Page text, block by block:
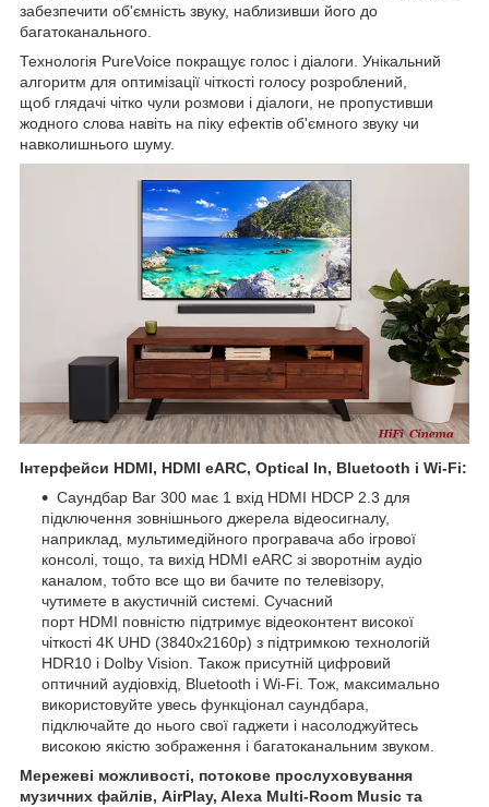
забезпечити об'ємність звуку, наблизивши його до
багатоканального.
Технологія PureVoice покращує голос і діалоги. Унікальний
алгоритм для оптимізації чіткості голосу розроблений,
щоб глядачі чітко чули розмови і діалоги, не пропустивши
жодного слова навіть на піку ефектів об'ємного звуку чи
навколишнього шуму.
Інтерфейси HDMI, HDMI eARC, Optical In, Bluetooth і Wi-Fi:
Саундбар Bar 300 має 1 вхід HDMI HDCP 2.3 для
підключення зовнішнього джерела відеосигналу,
наприклад, мультимедійного програвача або ігрової
консолі, тощо, та вихід HDMI eARC зі зворотнім аудіо
каналом, тобто все що ви бачите по телевізору,
чутимете в акустичній системі. Сучасний
порт HDMI повністю підтримує відеоконтент високої
чіткості 4К UHD (3840x2160p) з підтримкою технологій
HDR10 і Dolby Vision. Також присутній цифровий
оптичний аудіовхід, Bluetooth і Wi-Fi. Тож, максимально
використовуйте увесь функціонал саундбара,
підключайте до нього свої гаджети і насолоджуйтесь
високою якістю зображення і багатоканальним звуком.
Мережеві можливості, потокове прослуховування
музичних файлів, AirPlay, Alexa Multi-Room Music та